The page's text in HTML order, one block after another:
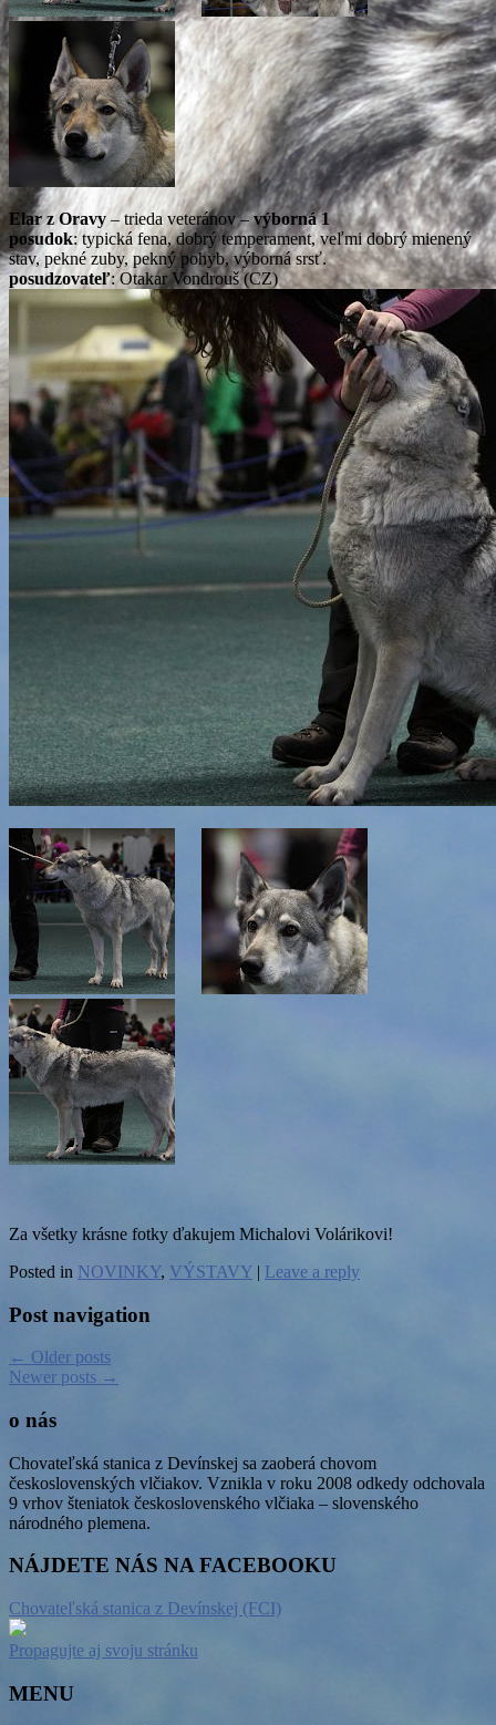
Elar z Oravy– trieda veteránov –výborná 1
posudok: typická fena, dobrý temperament, veľmi dobrý mienený
stav, pekné zuby, pekný pohyb, výborná srsť.
posudzovateľ: Otakar Vondrouš (CZ)
Za všetky krásne fotky ďakujem Michalovi Volárikovi!
Posted in NOVINKY, VÝSTAVY | Leave a reply
Post navigation
← Older posts
Newer posts →
o nás
Chovateľská stanica z Devínskej sa zaoberá chovom
československých vlčiakov. Vznikla v roku 2008 odkedy odchovala
9 vrhov šteniatok československého vlčiaka – slovenského
národného plemena.
NÁJDETE NÁS NA FACEBOOKU
Chovateľská stanica z Devínskej (FCI)
Propagujte aj svoju stránku
MENU